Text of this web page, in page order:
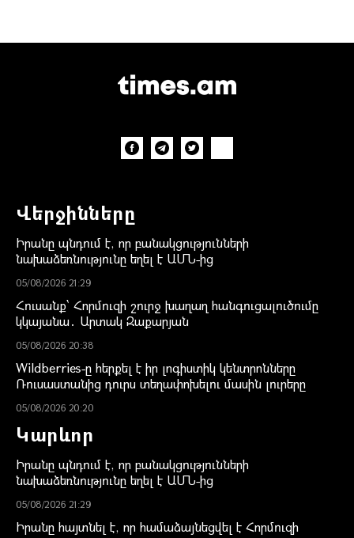
Վերջինները
Իրանը պնդում է, որ բանակցությունների
նախաձեռնությունը եղել է ԱՄՆ-ից
05/08/2026 21:29
Հուսանք՝ Հորմուզի շուրջ խաղաղ հանգուցալուծումը
կկայանա․ Արտակ Զաքարյան
05/08/2026 20:38
Wildberries-ը հերքել է իր լոգիստիկ կենտրոնները
Ռուսաստանից դուրս տեղափոխելու մասին լուրերը
05/08/2026 20:20
Կարևոր
Իրանը պնդում է, որ բանակցությունների
նախաձեռնությունը եղել է ԱՄՆ-ից
05/08/2026 21:29
Իրանը հայտնել է, որ համաձայնեցվել է Հորմուզի